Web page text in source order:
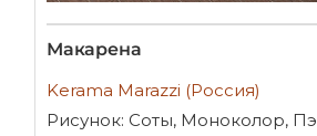
Макарена
Kerama Marazzi (Россия)
Рисунок: Соты, Моноколор,